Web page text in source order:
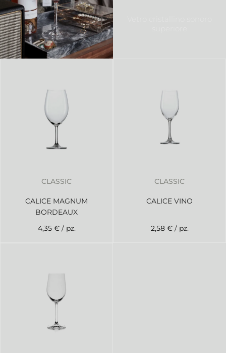
CLASSIC
CALICE MAGNUM
BORDEAUX
4,35 € / pz.
CLASSIC
CALICE VINO
2,58 € / pz.